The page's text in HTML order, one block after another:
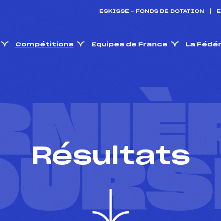
ESKISSE – FONDS DE DOTATION
Compétitions Equipes de France La
Résultats